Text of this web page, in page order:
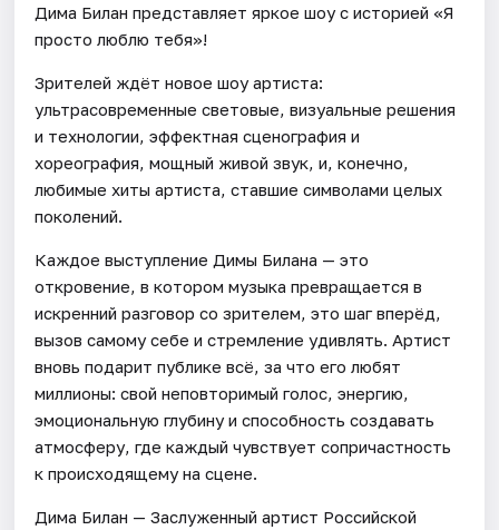
Дима Билан представляет яркое шоу с историей «Я
просто люблю тебя»!
Зрителей ждёт новое шоу артиста:
ультрасовременные световые, визуальные решения
и технологии, эффектная сценография и
хореография, мощный живой звук, и, конечно,
любимые хиты артиста, ставшие символами целых
поколений.
Каждое выступление Димы Билана — это
откровение, в котором музыка превращается в
искренний разговор со зрителем, это шаг вперёд,
вызов самому себе и стремление удивлять. Артист
вновь подарит публике всё, за что его любят
миллионы: свой неповторимый голос, энергию,
эмоциональную глубину и способность создавать
атмосферу, где каждый чувствует сопричастность
к происходящему на сцене.
Дима Билан — Заслуженный артист Российской